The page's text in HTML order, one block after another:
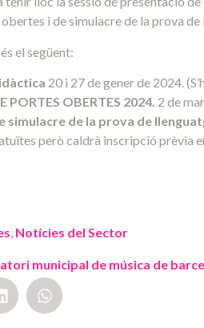
i de simulacre de la prova
el següent:
20 i 27 de gener de 2024.
PORTES OBERTES 2024. 2 de
simulacre de la prova de
però caldrà inscripció prèvia
, Notícies del Sector
municipal de música de